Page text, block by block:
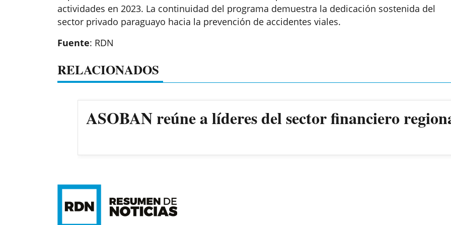
actividades en 2023. La continuidad del programa demuestra la dedicación sostenida del
sector privado paraguayo hacia la prevención de accidentes viales.
Fuente: RDN
RELACIONADOS
ASOBAN reúne a líderes del sector financiero